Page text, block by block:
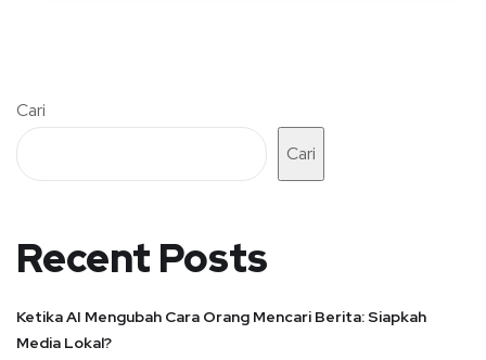
Cari
Cari
Recent Posts
Ketika AI Mengubah Cara Orang Mencari Berita: Siapkah
Media Lokal?